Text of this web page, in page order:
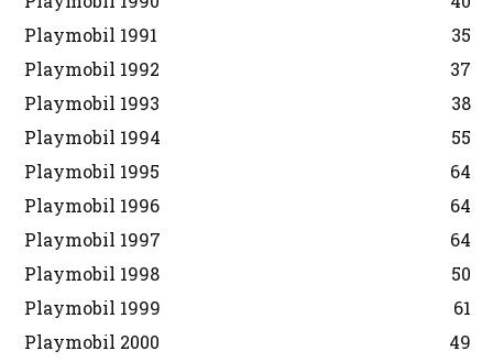
Playmobil 1991
35
Playmobil 1992
37
Playmobil 1993
38
Playmobil 1994
55
Playmobil 1995
64
Playmobil 1996
64
Playmobil 1997
64
Playmobil 1998
50
Playmobil 1999
61
Playmobil 2000
49